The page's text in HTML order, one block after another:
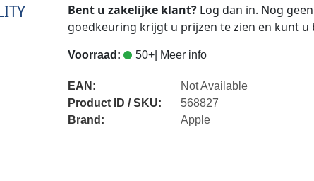
Bent u zakelijke klant? Log dan in. Nog
goedkeuring krijgt u prijzen te zien en kunt u
Voorraad: 50+ | Meer info
EAN:
Not Available
Product ID / SKU:
568827
Brand:
Apple